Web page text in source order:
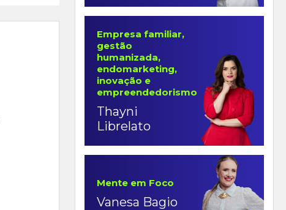
Empresa familiar,
gestão
humanizada,
endomarketing,
inovação e
empreendedorismo
Thayni
Librelato
Mente em Foco
Vanesa Bagio